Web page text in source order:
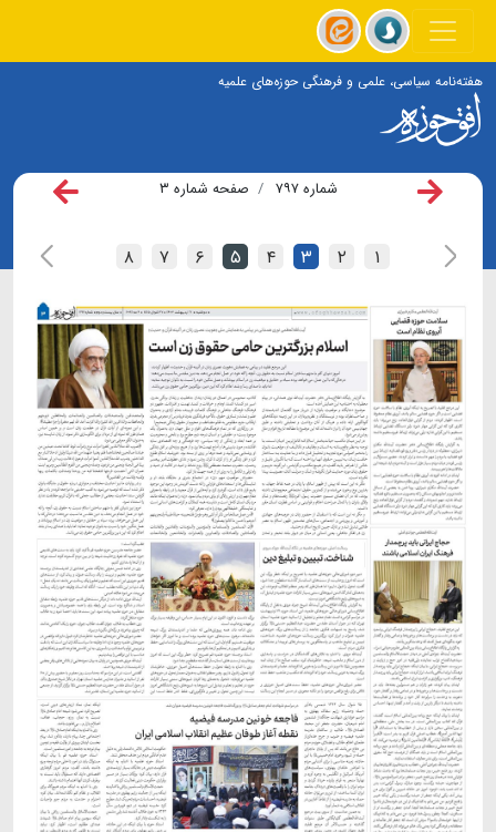
هفته‌نامه سیاسی، علمی و فرهنگی حوزه‌های علمیه
شماره ۷۹۷ صفحه شماره ۳
۱ ۲ ۳ ۴ ۵ ۶ ۷ ۸